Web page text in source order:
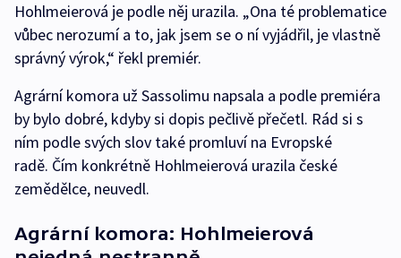
Hohlmeierová je podle něj urazila. „Ona té problematice
vůbec nerozumí a to, jak jsem se o ní vyjádřil, je vlastně
správný výrok,“ řekl premiér.
Agrární komora už Sassolimu napsala a podle premiéra
by bylo dobré, kdyby si dopis pečlivě přečetl. Rád si s
ním podle svých slov také promluví na Evropské
radě. Čím konkrétně Hohlmeierová urazila české
zemědělce, neuvedl.
Agrární komora: Hohlmeierová